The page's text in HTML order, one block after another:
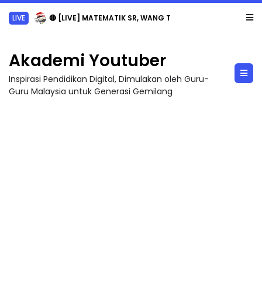
LIVE 🔴 [LIVE] MATEMATIK SR, WANG TAHUN 6 OLEH CIKGU ANITA #ALLINONE #141 #...
Akademi Youtuber
Inspirasi Pendidikan Digital, Dimulakan oleh Guru-
Guru Malaysia untuk Generasi Gemilang